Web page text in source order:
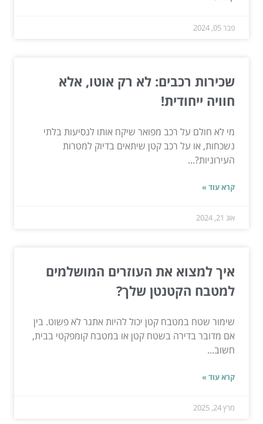
פבר 05, 2024
שכירות רכבים: לא רק אוטו, אלא
חוויה ייחודית!
מי לא חולם על רכב מפואר שיקח אותו לנסיעות בלתי
נשכחות, או על רכב קטן שיתאים בדיוק למטרות
העירוניות?...
קרא עוד »
אוג 21, 2024
איך למצוא את העוזרים המושלמים
למטבח הקטנטן שלך?
שימור שטח במטבח קטן יכול להיות אתגר לא פשוט. בין
אם מדובר בדירה בשטח קטן או במטבח קומפקטי בבית,
חשוב...
קרא עוד »
מרץ 24, 2025